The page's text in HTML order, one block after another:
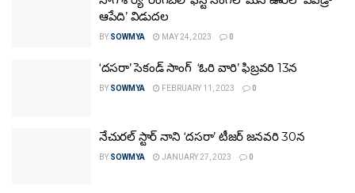
ఆపేది’ విడుదల
BY SOWMYA MAY 24, 2023 0
‘దసరా’ సెకండ్ సాంగ్ ‘ఓరి వారి’ ఫిబ్రవరి 13న
BY SOWMYA FEBRUARY 11, 2023 0
నేచురల్ స్టార్ నాని ‘దసరా’ టీజర్ జనవరి 30న
BY SOWMYA JANUARY 27, 2023 0